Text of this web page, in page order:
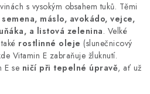
s vysokým obsahem tuků. Těmi
máslo, avokádo, vejce,
a listová zelenina. Velké
rostlinné oleje (slunečnicový
Vitamin E zabraňuje žluknutí.
E se ničí při tepelné úpravě, ať už